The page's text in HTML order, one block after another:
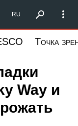
Запад
RU
Точка
Way и